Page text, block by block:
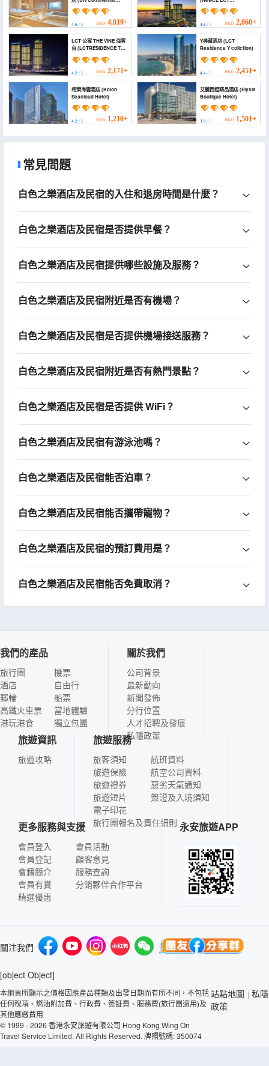
CenterPoint)
4.6 / 5 HKD 4,019+
Residence)
4.6/ 5 HKD 2,060+
LCT 公寓 THE VINE 海雲
台 (LCTRESIDENCE THE
4.2 / 5 HKD 2,171+
Y典藏酒店 (LCT
Residence Y collction)
4.4/ 5 HKD 2,451+
柯榮海雲酒店 (Kolon
Seacloud Hotel)
4.2 / 5 HKD 1,210+
艾麗西婭精品酒店 (Elysia
Boutique Hotel)
3.9/ 5 HKD 1,501+
常見問題
白色之樂酒店及民宿的入住和退房時間是什麼？
白色之樂酒店及民宿是否提供早餐？
白色之樂酒店及民宿提供哪些設施及服務？
白色之樂酒店及民宿附近是否有機場？
白色之樂酒店及民宿是否提供機場接送服務？
白色之樂酒店及民宿附近是否有熱門景點？
白色之樂酒店及民宿是否提供 WiFi？
白色之樂酒店及民宿有游泳池嗎？
白色之樂酒店及民宿能否泊車？
白色之樂酒店及民宿能否攜帶寵物？
白色之樂酒店及民宿的預訂費用是？
白色之樂酒店及民宿能否免費取消？
我們的產品
旅行團
酒店
郵輪
高鐵火車票
港玩港食
機票
自由行
船票
當地體驗
獨立包團
關於我們
公司背景
最新動向
新聞發佈
分行位置
人才招聘及發展
私隱政策
旅遊資訊
旅遊攻略
旅遊服務
旅客須知
旅遊保險
旅遊禮券
旅遊短片
電子印花
航班資料
航空公司資料
惡劣天氣通知
簽證及入境須知
旅行團報名及責任細則
更多服務與支援
會員登入
會員登記
會籍簡介
會員有賞
精選優惠
會員活動
顧客意見
服務查詢
分銷夥伴合作平台
永安旅遊APP
關注我們
[object Object]
本網頁所顯示之價格因應產品種類及出發日期而有所不同，不包括
任何稅項、燃油附加費、行政費、簽証費、服務費(旅行團適用)及
其他應繳費用
© 1999 - 2026 香港永安旅遊有限公司 Hong Kong Wing On
Travel Service Limited. All Rights Reserved. 牌照號碼: 350074
站點地圖 | 私隱
政策